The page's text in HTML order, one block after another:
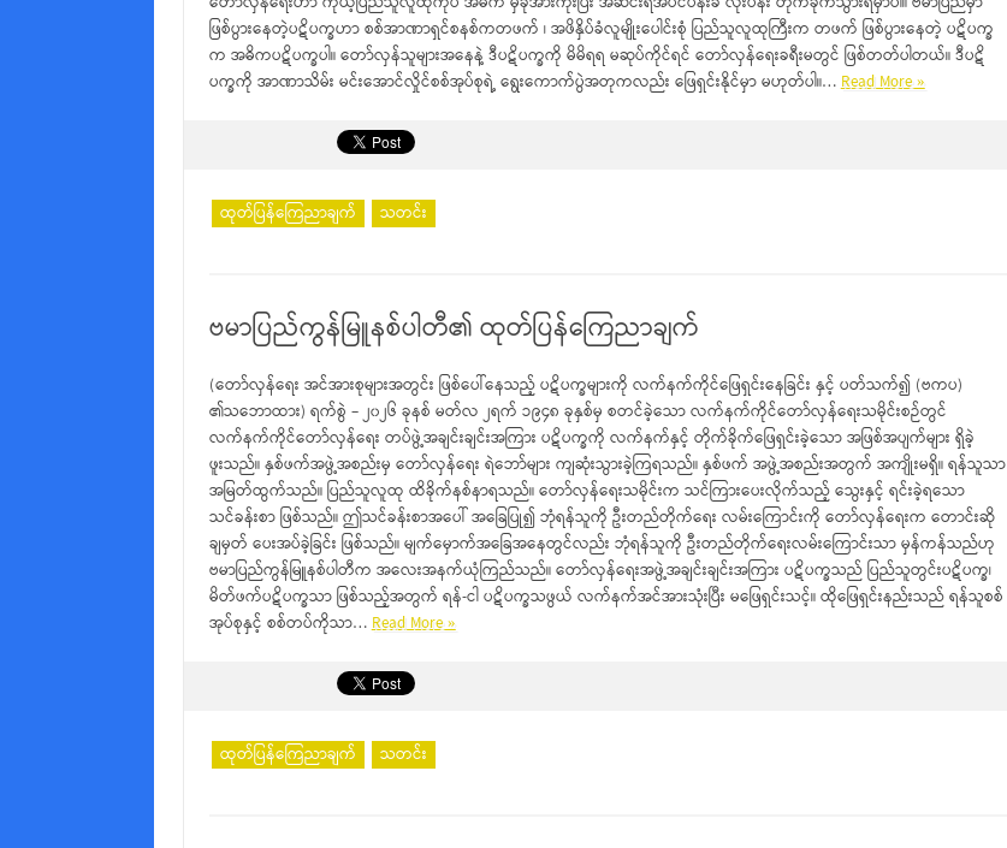
ဖြစ်ပွားနေတဲ့ပဋိပက္ခဟာ စစ်အာဏာရှင်စနစ်ကတဖက် ၊ အဖိနှိပ်ခံလူမျိုးပေါင်းစုံ ပြည်သူလူထုကြီးက တဖက် ဖြစ်ပွားနေတဲ့ ပဋိပက္ခ
က အဓိကပဋိပက္ခပါ။ တော်လှန်သူများအနေနဲ့ ဒီပဋိပက္ခကို မိမိရရ မဆုပ်ကိုင်ရင် တော်လှန်ရေးခရီးမတွင် ဖြစ်တတ်ပါတယ်။ ဒီပဋိ
ပက္ခကို အာဏာသိမ်း မင်းအောင်လှိုင်စစ်အုပ်စုရဲ့ ရွေးကောက်ပွဲအတုကလည်း ဖြေရှင်းနိုင်မှာ မဟုတ်ပါ။…Read More »
ထုတ်ပြန်ကြေညာချက် သတင်း
ဗမာပြည်ကွန်မြူနစ်ပါတီ၏ ထုတ်ပြန်ကြေညာချက်
(တော်လှန်ရေး အင်အားစုများအတွင်း ဖြစ်ပေါ်နေသည့် ပဋိပက္ခများကို လက်နက်ကိုင်ဖြေရှင်းနေခြင်း နှင့် ပတ်သက်၍ (ဗကပ)
၏သဘောထား) ရက်စွဲ – ၂၀၂၆ ခုနစ် မတ်လ ၂ရက် ၁၉၄၈ ခုနှစ်မှ စတင်ခဲ့သော လက်နက်ကိုင်တော်လှန်ရေးသမိုင်းစဉ်တွင်
လက်နက်ကိုင်တော်လှန်ရေး တပ်ဖွဲ့အချင်းချင်းအကြား ပဋိပက္ခကို လက်နက်နှင့် တိုက်ခိုက်ဖြေရှင်းခဲ့သော အဖြစ်အပျက်များ ရှိခဲ့
ဖူးသည်။ နှစ်ဖက်အဖွဲ့အစည်းမှ တော်လှန်ရေး ရဲဘော်များ ကျဆုံးသွားခဲ့ကြရသည်။ နှစ်ဖက် အဖွဲ့အစည်းအတွက် အကျိုးမရှိ။ ရန်သူသာ
အမြတ်ထွက်သည်။ ပြည်သူလူထု ထိခိုက်နစ်နာရသည်။ တော်လှန်ရေးသမိုင်းက သင်ကြားပေးလိုက်သည့် သွေးနှင့် ရင်းခဲ့ရသော
သင်ခန်းစာ ဖြစ်သည်။ ဤသင်ခန်းစာအပေါ် အခြေပြု၍ ဘုံရန်သူကို ဦးတည်တိုက်ရေး လမ်းကြောင်းကို တော်လှန်ရေးက တောင်းဆို
ချမှတ် ပေးအပ်ခဲ့ခြင်း ဖြစ်သည်။ မျက်မှောက်အခြေအနေတွင်လည်း ဘုံရန်သူကို ဦးတည်တိုက်ရေးလမ်းကြောင်းသာ မှန်ကန်သည်ဟု
ဗမာပြည်ကွန်မြူနစ်ပါတီက အလေးအနက်ယုံကြည်သည်။ တော်လှန်ရေးအဖွဲ့အချင်းချင်းအကြား ပဋိပက္ခသည် ပြည်သူတွင်းပဋိပက္ခ၊
မိတ်ဖက်ပဋိပက္ခသာ ဖြစ်သည့်အတွက် ရန်-ငါ ပဋိပက္ခသဖွယ် လက်နက်အင်အားသုံးပြီး မဖြေရှင်းသင့်။ ထိုဖြေရှင်းနည်းသည် ရန်သူစစ်
အုပ်စုနှင့် စစ်တပ်ကိုသာ…Read More »
ထုတ်ပြန်ကြေညာချက် သတင်း